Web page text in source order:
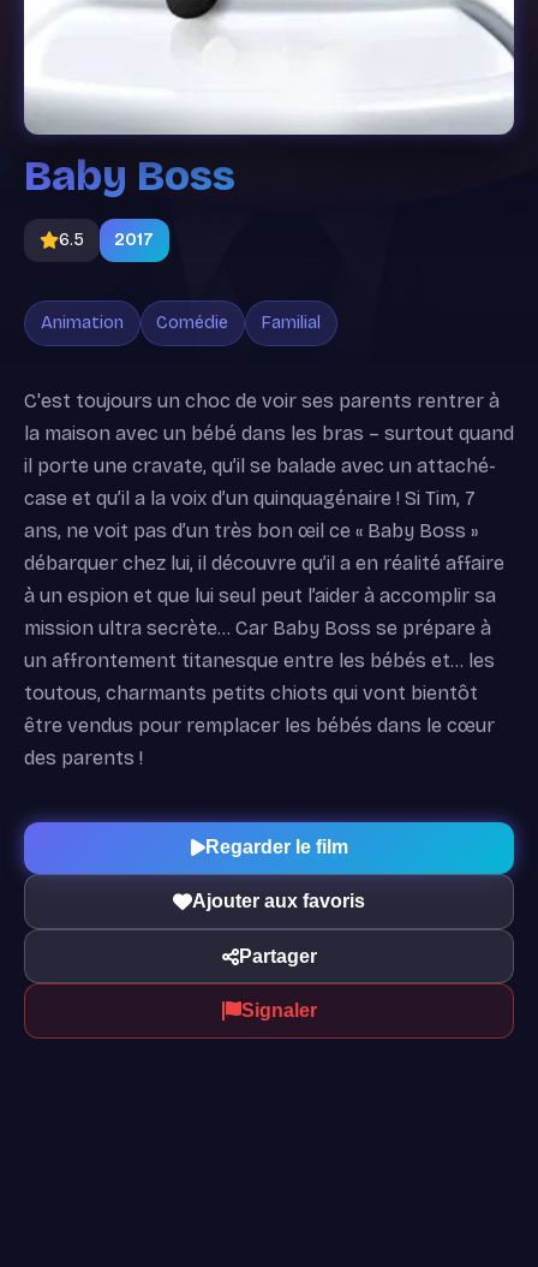
Baby Boss
6.5 2017
Animation Comédie Familial
C'est toujours un choc de voir ses parents rentrer à
la maison avec un bébé dans les bras – surtout quand
il porte une cravate, qu’il se balade avec un attaché-
case et qu’il a la voix d’un quinquagénaire ! Si Tim, 7
ans, ne voit pas d’un très bon œil ce « Baby Boss »
débarquer chez lui, il découvre qu’il a en réalité affaire
à un espion et que lui seul peut l’aider à accomplir sa
mission ultra secrète… Car Baby Boss se prépare à
un affrontement titanesque entre les bébés et… les
toutous, charmants petits chiots qui vont bientôt
être vendus pour remplacer les bébés dans le cœur
des parents !
Regarder le film
Ajouter aux favoris
Partager
Signaler